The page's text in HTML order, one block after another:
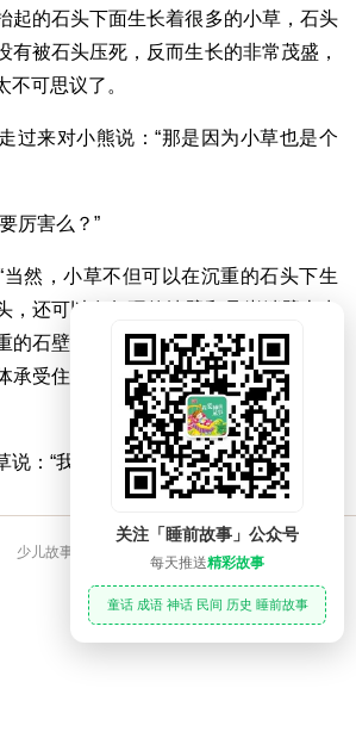
起的石头下面生长着很多的小草，石头
有被石头压死，反而生长的非常茂盛，
不可思议了。
过来对小熊说：“那是因为小草也是个
厉害么？”
然，小草不但可以在沉重的石头下生
，还可以在坚硬的墙壁和悬崖峭壁上生
的石壁都无法阻挡它，我们在踩踏它的
承受住我们的重量，依然存活，它才是
：“我也要学习小草做个大力士。”
少儿故事大全 睡前故事
关注「睡前故事」公众号
每天推送精彩故事
童话 成语 神话 民间 历史 睡前故事